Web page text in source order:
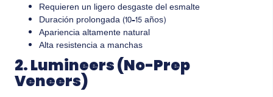
Requieren un ligero desgaste del esmalte
Duración prolongada (10–15 años)
Apariencia altamente natural
Alta resistencia a manchas
2. Lumineers (No-Prep
Veneers)